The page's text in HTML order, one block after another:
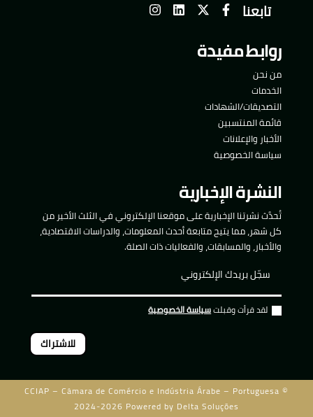
تابعنا
روابط مفيدة
من نحن
الخدمات
التصديقات/الشهادات
قائمة المنتسبين
الأخبار والإعلانات
سياسة الخصوصية
النشرة الإخبارية
تُحدَّث نشرتنا الإخبارية على موقعنا الإلكتروني في الثلث الأخير من
كل شهر، مما يتيح متابعة أحدث المعلومات، والدراسات الاقتصادية،
والأخبار، والمسابقات، والفعاليات ذات الصلة.
لقد قرأت وقبلتسياسة الخصوصية
للاشتراك
CCIAP – Câmara de Comércio e Indústria Árabe – Portuguesa ©
2024-2026 Powered by Delta Soluções